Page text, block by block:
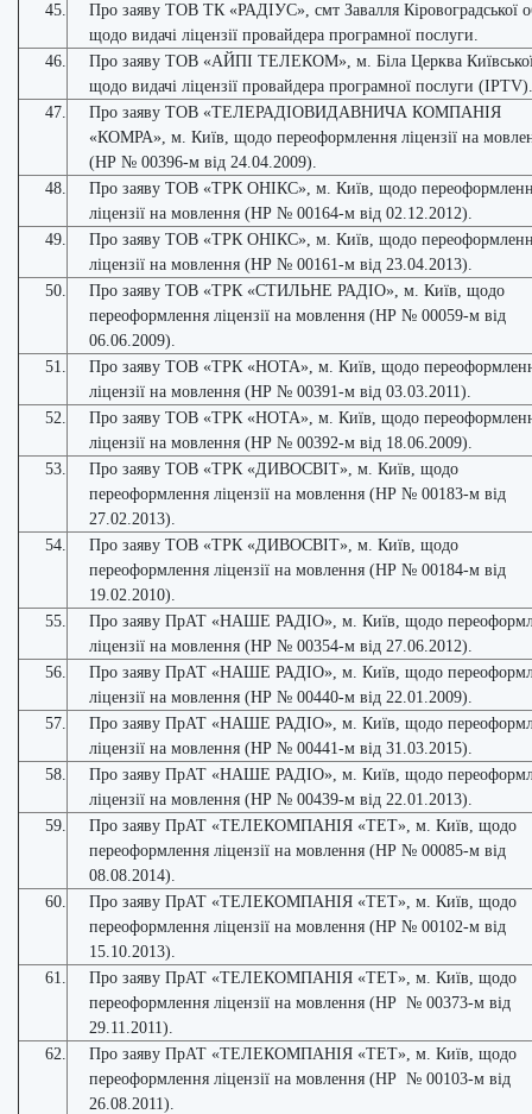
45.
Про заяву ТОВ ТК «РАДІУС», смт Завалля Кіровоградської
щодо видачі ліцензії провайдера програмної послуги.
46.
Про заяву ТОВ «АЙПІ ТЕЛЕКОМ», м. Біла Церква
щодо видачі ліцензії провайдера програмної послуги (IPTV).
47.
Про заяву ТОВ «ТЕЛЕРАДІОВИДАВНИЧА КОМПАНІЯ
«КОМРА», м. Київ, щодо переоформлення ліцензії на
(НР № 00396-м від 24.04.2009).
48.
Про заяву ТОВ «ТРК ОНІКС», м. Київ, щодо
ліцензії на мовлення (НР № 00164-м від 02.12.2012).
49.
Про заяву ТОВ «ТРК ОНІКС», м. Київ, щодо
ліцензії на мовлення (НР № 00161-м від 23.04.2013).
50.
Про заяву ТОВ «ТРК «СТИЛЬНЕ РАДІО», м. Київ, щодо
переоформлення ліцензії на мовлення (НР № 00059-м від
06.06.2009).
51.
Про заяву ТОВ «ТРК «НОТА», м. Київ, щодо
ліцензії на мовлення (НР № 00391-м від 03.03.2011).
52.
Про заяву ТОВ «ТРК «НОТА», м. Київ, щодо
ліцензії на мовлення (НР № 00392-м від 18.06.2009).
53.
Про заяву ТОВ «ТРК «ДИВОСВІТ», м. Київ, щодо
переоформлення ліцензії на мовлення (НР № 00183-м від
27.02.2013).
54.
Про заяву ТОВ «ТРК «ДИВОСВІТ», м. Київ, щодо
переоформлення ліцензії на мовлення (НР № 00184-м від
19.02.2010).
55.
Про заяву ПрАТ «НАШЕ РАДІО», м. Київ, щодо
ліцензії на мовлення (НР № 00354-м від 27.06.2012).
56.
Про заяву ПрАТ «НАШЕ РАДІО», м. Київ, щодо
ліцензії на мовлення (НР № 00440-м від 22.01.2009).
57.
Про заяву ПрАТ «НАШЕ РАДІО», м. Київ, щодо
ліцензії на мовлення (НР № 00441-м від 31.03.2015).
58.
Про заяву ПрАТ «НАШЕ РАДІО», м. Київ, щодо
ліцензії на мовлення (НР № 00439-м від 22.01.2013).
59.
Про заяву ПрАТ «ТЕЛЕКОМПАНІЯ «ТЕТ», м. Київ, щодо
переоформлення ліцензії на мовлення (НР № 00085-м від
08.08.2014).
60.
Про заяву ПрАТ «ТЕЛЕКОМПАНІЯ «ТЕТ», м. Київ, щодо
переоформлення ліцензії на мовлення (НР № 00102-м від
15.10.2013).
61.
Про заяву ПрАТ «ТЕЛЕКОМПАНІЯ «ТЕТ», м. Київ, щодо
переоформлення ліцензії на мовлення (НР № 00373-м від
29.11.2011).
62.
Про заяву ПрАТ «ТЕЛЕКОМПАНІЯ «ТЕТ», м. Київ, щодо
переоформлення ліцензії на мовлення (НР № 00103-м від
26.08.2011).